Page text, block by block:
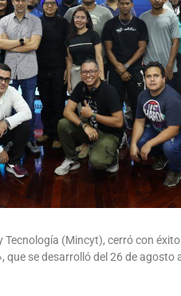
Tecnología (Mincyt), cerró con
se desarrolló del 26 de agosto